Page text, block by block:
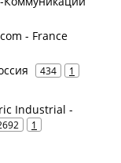
- France
434 1
Industrial -
1